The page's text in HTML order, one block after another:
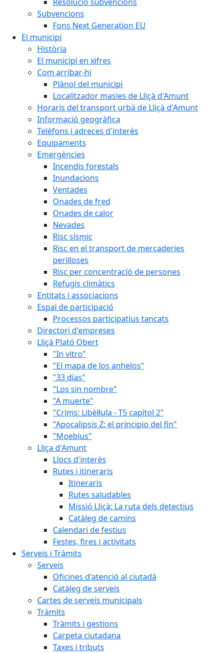
Subvencions
Fons Next Generation EU
El municipi
Història
El municipi en xifres
Com arribar-hi
Plànol del municipi
Localitzador masies de Lliçà d'Amunt
Horaris del transport urbà de Lliçà d'Amunt
Informació geogràfica
Telèfons i adreces d'interès
Equipaments
Emergències
Incendis forestals
Inundacions
Ventades
Onades de fred
Onades de calor
Nevades
Risc sísmic
Risc en el transport de mercaderies
perilloses
Risc per concentracíó de persones
Refugis climàtics
Entitats i associacions
Espai de participació
Processos participatius tancats
Directori d'empreses
Lliçà Plató Obert
"In vitro"
"El mapa de los anhelos"
"33 días"
"Los sin nombre"
"A muerte"
"Crims: Libèl·lula - T5 capítol 2"
"Apocalipsis Z: el principio del fin"
"Moebius"
Lliça d'Amunt
Llocs d'interès
Rutes i itineraris
Itineraris
Rutes saludables
Missió Lliçà: La ruta dels detectius
Catàleg de camins
Calendari de festius
Festes, fires i activitats
Serveis i Tràmits
Serveis
Oficines d'atenció al ciutadà
Catàleg de serveis
Cartes de serveis municipals
Tràmits
Tràmits i gestions
Carpeta ciutadana
Taxes i tributs